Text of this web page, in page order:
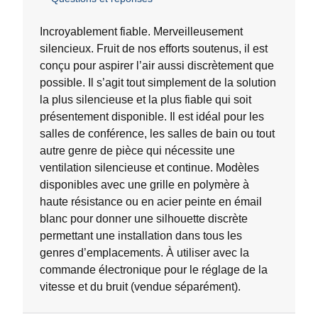
5.
évaluation
Incroyablement fiable. Merveilleusement
silencieux. Fruit de nos efforts soutenus, il est
conçu pour aspirer l’air aussi discrètement que
possible. Il s’agit tout simplement de la solution
la plus silencieuse et la plus fiable qui soit
présentement disponible. Il est idéal pour les
salles de conférence, les salles de bain ou tout
autre genre de pièce qui nécessite une
ventilation silencieuse et continue. Modèles
disponibles avec une grille en polymère à
haute résistance ou en acier peinte en émail
blanc pour donner une silhouette discrète
permettant une installation dans tous les
genres d’emplacements. À utiliser avec la
commande électronique pour le réglage de la
vitesse et du bruit (vendue séparément).